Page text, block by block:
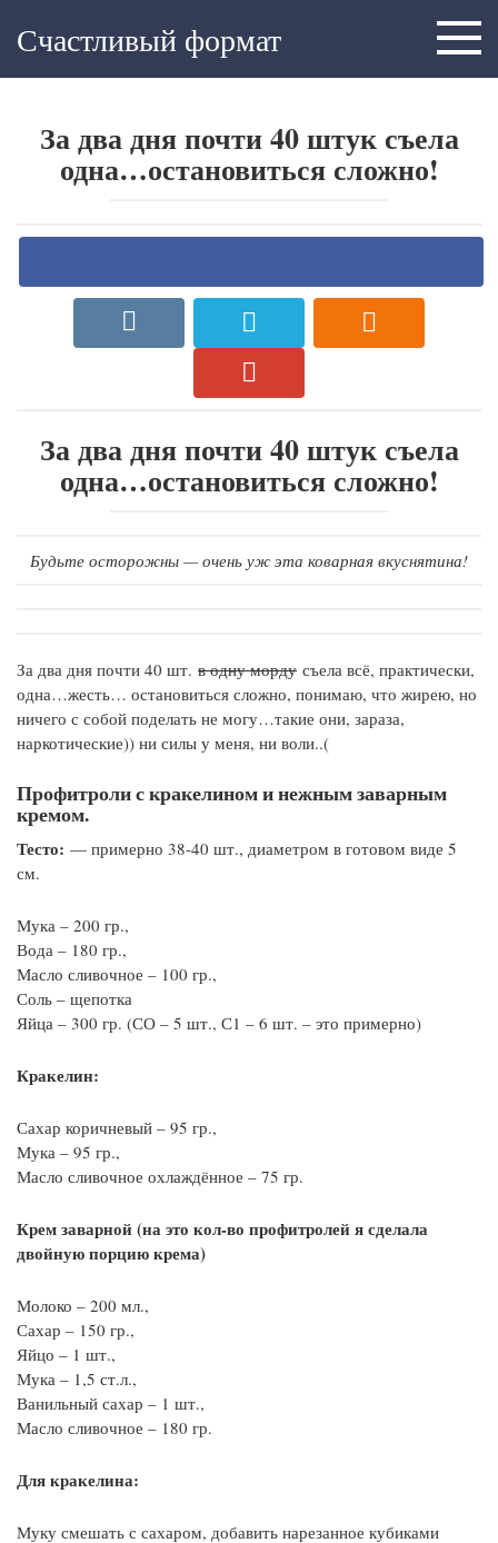
Счастливый формат
За два дня почти 40 штук съела
одна…остановиться сложно!
За два дня почти 40 штук съела
одна…остановиться сложно!
Будьте осторожны — очень уж эта коварная вкуснятина!
За два дня почти 40 шт. в одну морду съела всё, практически,
одна…жесть… остановиться сложно, понимаю, что жирею, но
ничего с собой поделать не могу…такие они, зараза,
наркотические)) ни силы у меня, ни воли..(
Профитроли с кракелином и нежным заварным
кремом.
Тесто: — примерно 38-40 шт., диаметром в готовом виде 5
см.
Мука – 200 гр.,
Вода – 180 гр.,
Масло сливочное – 100 гр.,
Соль – щепотка
Яйца – 300 гр. (СО – 5 шт., С1 – 6 шт. – это примерно)
Кракелин:
Сахар коричневый – 95 гр.,
Мука – 95 гр.,
Масло сливочное охлаждённое – 75 гр.
Крем заварной (на это кол-во профитролей я сделала
двойную порцию крема)
Молоко – 200 мл.,
Сахар – 150 гр.,
Яйцо – 1 шт.,
Мука – 1,5 ст.л.,
Ванильный сахар – 1 шт.,
Масло сливочное – 180 гр.
Для кракелина:
Муку смешать с сахаром, добавить нарезанное кубиками